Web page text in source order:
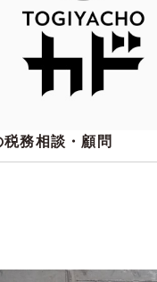
務相談・顧問